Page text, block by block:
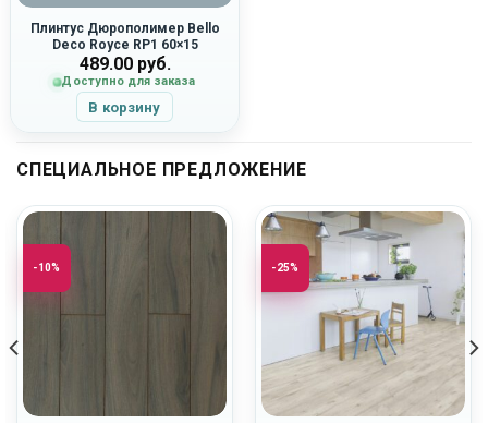
Плинтус Дюрополимер Bello
Deco Royce RP1 60×15
489.00руб.
Доступно для заказа
В корзину
СПЕЦИАЛЬНОЕ ПРЕДЛОЖЕНИЕ
-10% -25%